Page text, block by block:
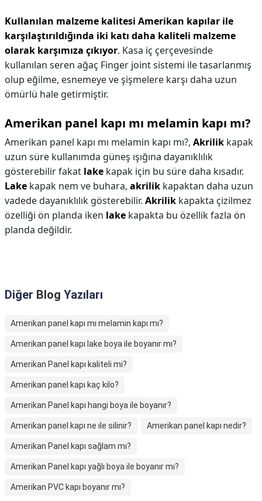
Kullanılan malzeme kalitesi Amerikan kapılar ile
karşılaştırıldığında iki katı daha kaliteli malzeme
olarak karşımıza çıkıyor. Kasa iç çerçevesinde
kullanılan seren ağaç Finger joint sistemi ile tasarlanmış
olup eğilme, esnemeye ve şişmelere karşı daha uzun
ömürlü hale getirmiştir.
Amerikan panel kapı mı melamin kapı mı?
Amerikan panel kapı mı melamin kapı mı?, Akrilik kapak
uzun süre kullanımda güneş ışığına dayanıklılık
gösterebilir fakat lake kapak için bu süre daha kısadır.
Lake kapak nem ve buhara, akrilik kapaktan daha uzun
vadede dayanıklılık gösterebilir. Akrilik kapakta çizilmez
özelliği ön planda iken lake kapakta bu özellik fazla ön
planda değildir.
Diğer Blog Yazıları
Amerikan panel kapı mı melamin kapı mı?
Amerikan panel kapı lake boya ile boyanır mı?
Amerikan Panel kapı kaliteli mi?
Amerikan panel kapı kaç kilo?
Amerikan Panel kapı hangi boya ile boyanır?
Amerikan panel kapı ne ile silinir? Amerikan panel kapı nedir?
Amerikan Panel kapı sağlam mı?
Amerikan Panel kapı yağlı boya ile boyanır mı?
Amerikan PVC kapı boyanır mı?